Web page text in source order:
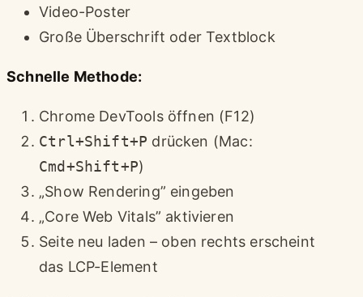
Video-Poster
Große Überschrift oder Textblock
Schnelle Methode:
Chrome DevTools öffnen (F12)
Ctrl+Shift+P drücken (Mac:
Cmd+Shift+P)
„Show Rendering” eingeben
„Core Web Vitals” aktivieren
Seite neu laden – oben rechts erscheint
das LCP-Element